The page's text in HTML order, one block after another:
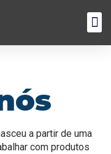
a partir de uma
com produtos